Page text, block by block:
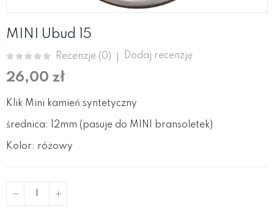
MINI Ubud 15
Recenzje (0) Dodaj recenzję
26,00 zł
Klik Mini kamień syntetyczny
średnica: 12mm (pasuje do MINI bransoletek)
Kolor: różowy